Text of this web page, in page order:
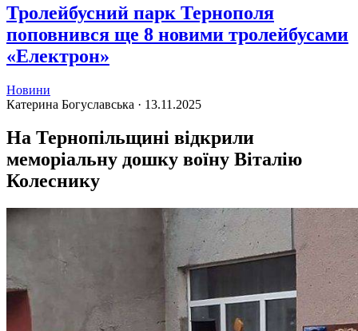
Тролейбусний парк Тернополя
поповнився ще 8 новими тролейбусами
«Електрон»
Новини
Катерина Богуславська · 13.11.2025
На Тернопільщині відкрили
меморіальну дошку воїну Віталію
Колеснику